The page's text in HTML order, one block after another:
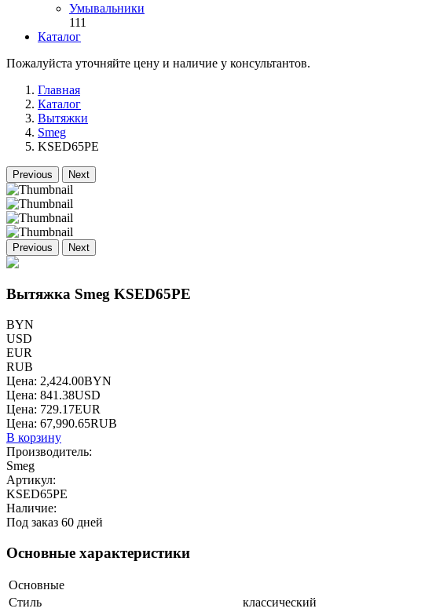
Умывальники
111
Каталог
Пожалуйста уточняйте цену и наличие у консультантов.
Главная
Каталог
Вытяжки
Smeg
KSED65PE
Previous Next
Previous Next
Вытяжка Smeg KSED65PE
BYN
USD
EUR
RUB
Цена: 2,424.00BYN
Цена: 841.38USD
Цена: 729.17EUR
Цена: 67,990.65RUB
В корзину
Производитель:
Smeg
Артикул:
KSED65PE
Наличие:
Под заказ 60 дней
Основные характеристики
Основные
Стиль
классический